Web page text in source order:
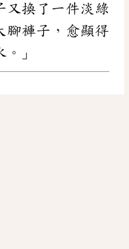
又換了一件淡綠
腳褲子，愈顯得
。」